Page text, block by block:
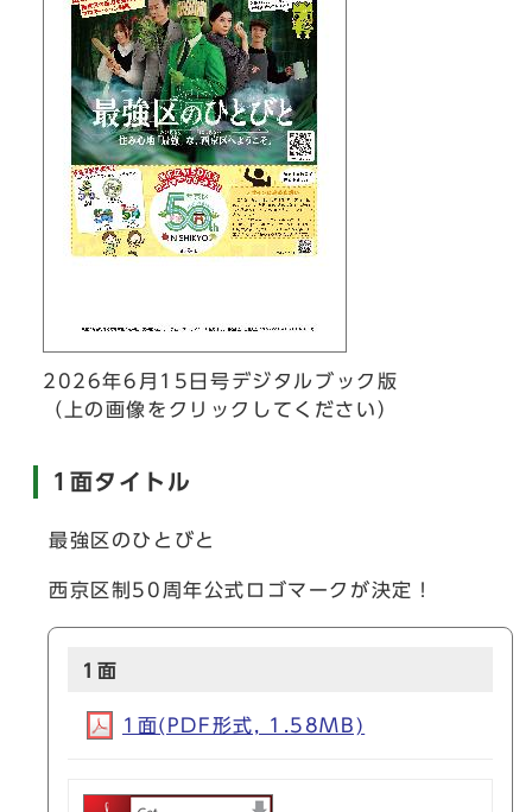
2026年6月15日号デジタルブック版
（上の画像をクリックしてください）
1面タイトル
最強区のひとびと
西京区制50周年公式ロゴマークが決定！
1面
1面(PDF形式, 1.58MB)